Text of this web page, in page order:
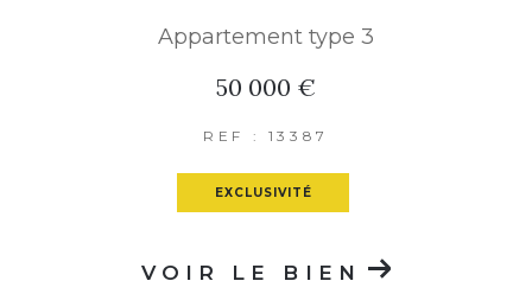
Appartement type 3
50 000 €
REF : 13387
EXCLUSIVITÉ
VOIR LE BIEN